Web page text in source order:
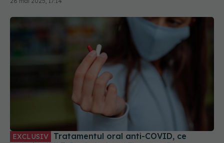
trebuie să știi. Prof. dr. Aysel Florescu: Este
demonstrat ca eficiență virală. A redus foarte
mult riscul de spitalizare
15 sep 2024, 22:33